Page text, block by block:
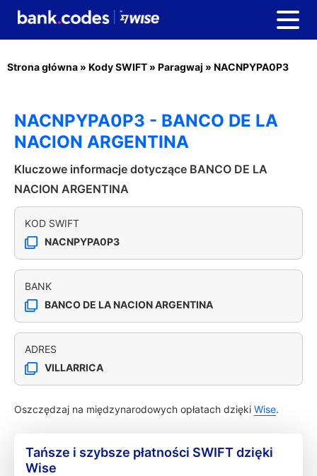
Strona główna » Kody SWIFT » Paragwaj » NACNPYPA0P3
NACNPYPA0P3 - BANCO DE LA
NACION ARGENTINA
Kluczowe informacje dotyczące BANCO DE LA
NACION ARGENTINA
KOD SWIFT
NACNPYPA0P3
BANK
BANCO DE LA NACION ARGENTINA
ADRES
VILLARRICA
Oszczędzaj na międzynarodowych opłatach dzięki Wise.
Tańsze i szybsze płatności SWIFT dzięki
Wise